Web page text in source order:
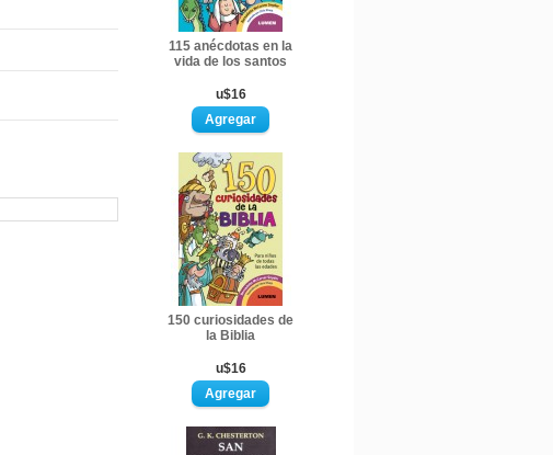
115 anécdotas en la
vida de los santos
u$16
150 curiosidades de
la Biblia
u$16